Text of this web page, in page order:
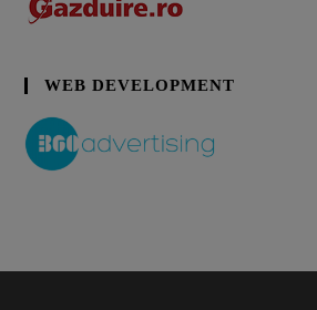
WEB DEVELOPMENT